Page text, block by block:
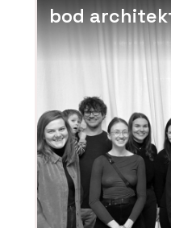
Allura -
Systems
bod